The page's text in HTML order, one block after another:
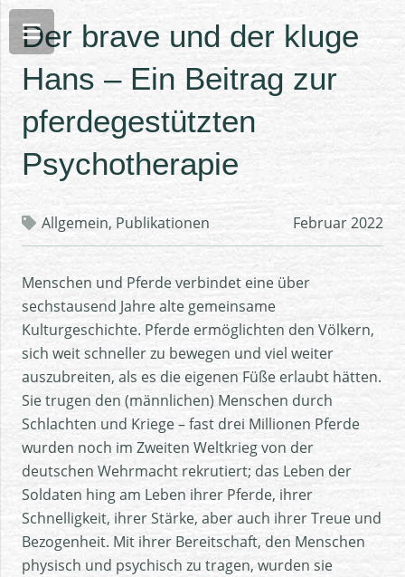
Der brave und der kluge
Hans – Ein Beitrag zur
pferdegestützten
Psychotherapie
Allgemein, Publikationen Februar 2022
Menschen und Pferde verbindet eine über
sechstausend Jahre alte gemeinsame
Kulturgeschichte. Pferde ermöglichten den Völkern,
sich weit schneller zu bewegen und viel weiter
auszubreiten, als es die eigenen Füße erlaubt hätten.
Sie trugen den (männlichen) Menschen durch
Schlachten und Kriege – fast drei Millionen Pferde
wurden noch im Zweiten Weltkrieg von der
deutschen Wehrmacht rekrutiert; das Leben der
Soldaten hing am Leben ihrer Pferde, ihrer
Schnelligkeit, ihrer Stärke, aber auch ihrer Treue und
Bezogenheit. Mit ihrer Bereitschaft, den Menschen
physisch und psychisch zu tragen, wurden sie